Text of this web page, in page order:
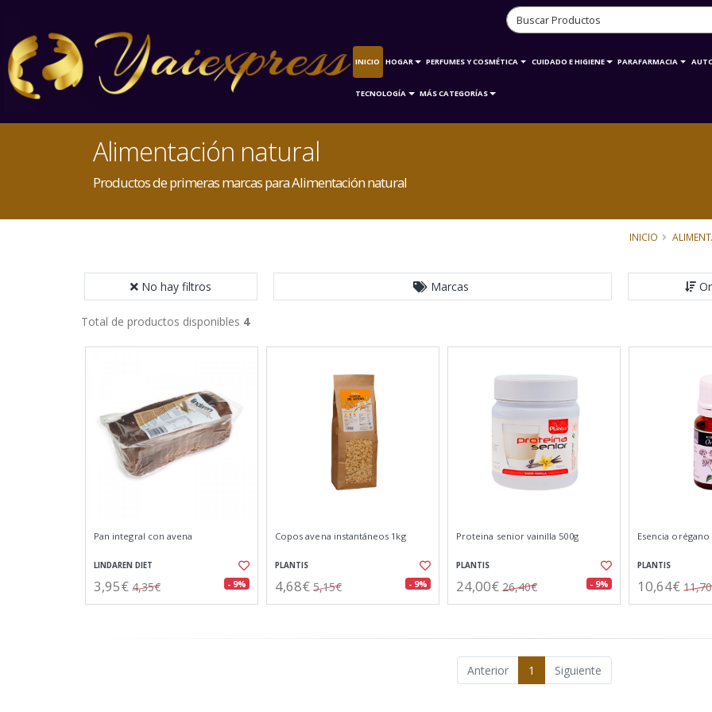
INICIO HOGAR PERFUMES Y COSMÉTICA CUIDADO E HIGIENE PARAFARMACIA
TECNOLOGÍA MÁS CATEGORÍAS
Alimentación natural
Productos de primeras marcas para Alimentación natural
INICIO
No hay filtros Marcas
Total de productos disponibles 4
Pan integral con avena
LINDAREN DIET
3,95€ 4,35€ - 9%
Copos avena instantáneos 1kg
PLANTIS
4,68€ 5,15€ - 9%
Proteina senior vainilla 500g
PLANTIS
24,00€ 26,40€ - 9%
Esencia orégano
PLANTIS
10,64€
Anterior 1 Siguiente